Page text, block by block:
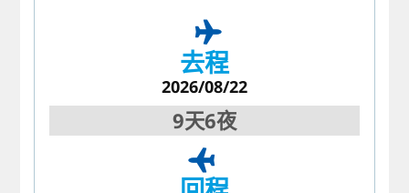
去程
2026/08/22
9天6夜